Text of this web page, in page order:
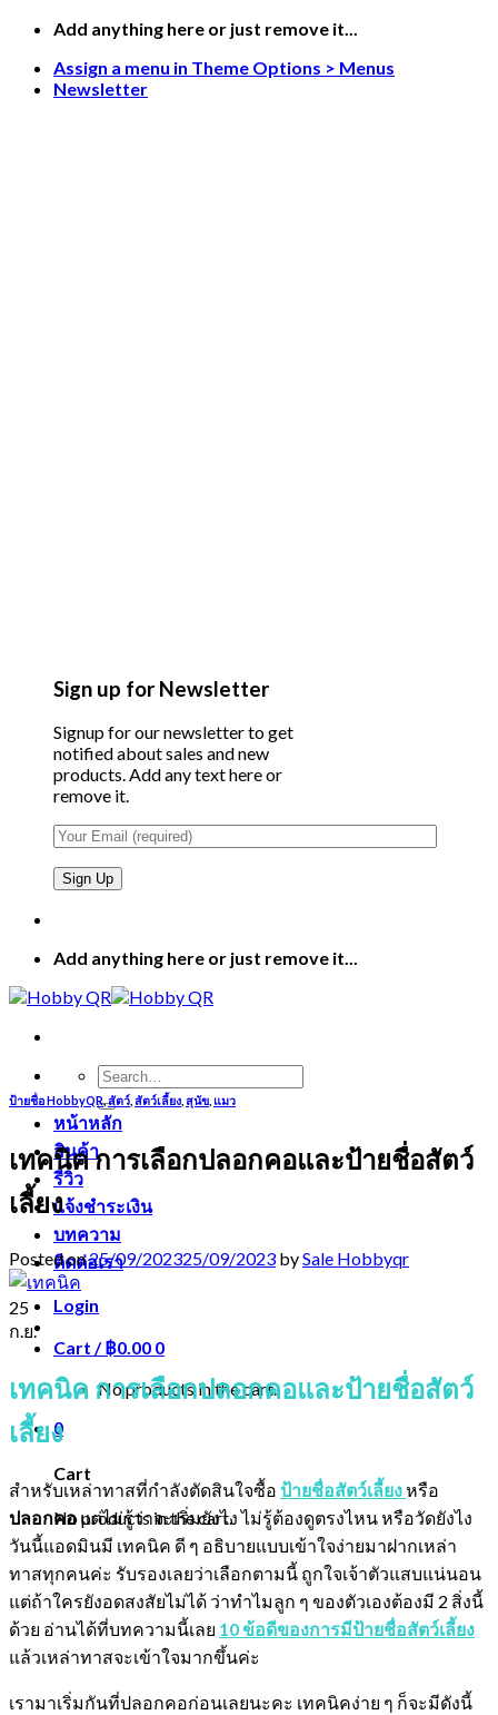
Skip
content
Add anything here or just remove it...
Assign a menu in Theme Options > Menus
Newsletter
Sign up for Newsletter
Signup for our newsletter to get
notified about sales and new
products. Add any text here or
remove it.
Add anything here or just remove it...
Search
for:
หน้าหลัก
สินค้า
รีวิว
แจ้งชำระเงิน
บทความ
ติดต่อเรา
Login
Cart /฿0.00 0
No products in the cart.
0
Cart
No products in the cart.
ป้ายชื่อ HobbyQR,สัตว์ สัตว์เลี้ยง สุนัข แมว
เทคนิค การเลือกปลอกคอและป้ายชื่อสัตว์
เลี้ยง
Posted on25/09/202325/09/2023 bySale Hobbyqr
25
ก.ย.
เทคนิค การเลือกปลอกคอและป้ายชื่อสัตว์
เลี้ยง
สำหรับเหล่าทาสที่กำลังตัดสินใจซื้อ ป้ายชื่อสัตว์เลี้ยงหรือ
ปลอกคอแต่ไม่รู้ว่าจะเริ่มยังไง ไม่รู้ต้องดูตรงไหน หรือวัดยังไง
วันนี้แอดมินมี เทคนิค ดี ๆ อธิบายแบบเข้าใจง่ายมาฝากเหล่า
ทาสทุกคนค่ะ รับรองเลยว่าเลือกตามนี้ ถูกใจเจ้าตัวแสบแน่นอน
แต่ถ้าใครยังอดสงสัยไม่ได้ ว่าทำไมลูก ๆ ของตัวเองต้องมี 2 สิ่งนี้
ด้วย อ่านได้ที่บทความนี้เลย 10 ข้อดีของการมีป้ายชื่อสัตว์เลี้ยง
แล้วเหล่าทาสจะเข้าใจมากขึ้นค่ะ
เรามาเริ่มกันที่ปลอกคอก่อนเลยนะคะ เทคนิคง่าย ๆ ก็จะมีดังนี้